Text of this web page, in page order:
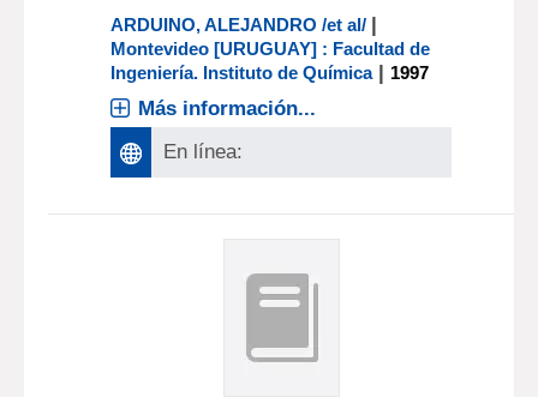
ARDUINO, ALEJANDRO /et al/ |
Montevideo [URUGUAY] : Facultad de
Ingeniería. Instituto de Química| 1997
Más información...
En línea: